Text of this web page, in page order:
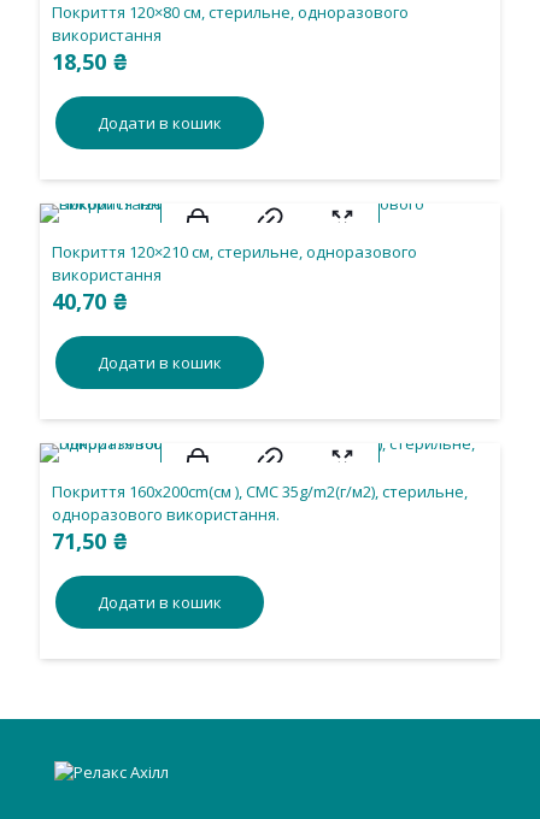
Покриття 120×80 см, стерильне, одноразового
використання
18,50 ₴
Додати в кошик
Покриття 120×210 см, стерильне, одноразового
використання
40,70 ₴
Додати в кошик
Покриття 160х200cm(см ), СМС 35g/m2(г/м2), стерильне,
одноразового використання.
71,50 ₴
Додати в кошик